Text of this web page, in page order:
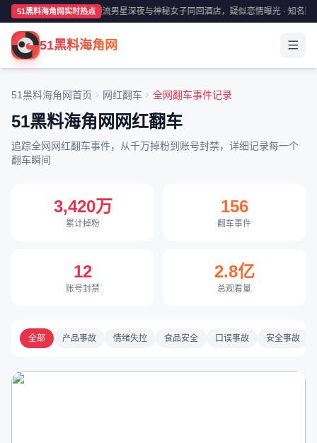
51黑料海角网实时热点某顶流男星深夜与神秘女子同回酒店，疑似恋情曝光 · 知名
51黑料海角网
51黑料海角网首页 网红翻车 全网翻车事件记录
51黑料海角网网红翻车
追踪全网网红翻车事件，从千万掉粉到账号封禁，详细记录每一个
翻车瞬间
3,420万
累计掉粉
156
翻车事件
12
账号封禁
2.8亿
总观看量
全部 产品事故 情绪失控 食品安全 口误事故 安全事故